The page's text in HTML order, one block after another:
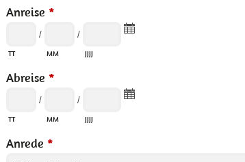
Anreise *
/
TT
/
MM JJJJ
Abreise *
/
TT
/
MM JJJJ
Anrede *